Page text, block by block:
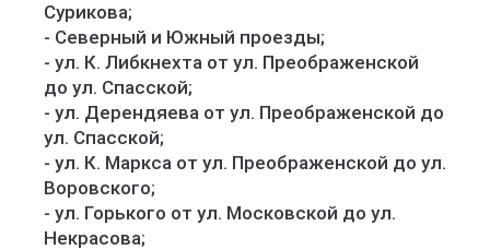
Сурикова;
- Северный и Южный проезды;
- ул. К. Либкнехта от ул. Преображенской
до ул. Спасской;
- ул. Дерендяева от ул. Преображенской до
ул. Спасской;
- ул. К. Маркса от ул. Преображенской до ул.
Воровского;
- ул. Горького от ул. Московской до ул.
Некрасова;